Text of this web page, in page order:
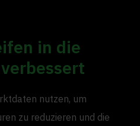
in die
nutzen, um
zu reduzieren und die